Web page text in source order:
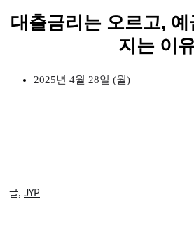
대출금리는 오르고,
지는 이
2025년 4월 28일 (월)
글, JYP